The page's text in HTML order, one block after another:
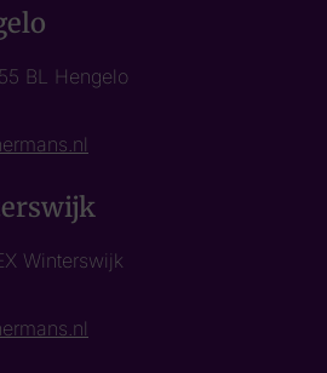
BL Hengelo
Winterswijk